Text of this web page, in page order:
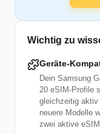
Wichtig zu
Geräte-
Dein Samsung
20 eSIM-Profile
gleichzeitig
neuere Modelle
zwei aktive